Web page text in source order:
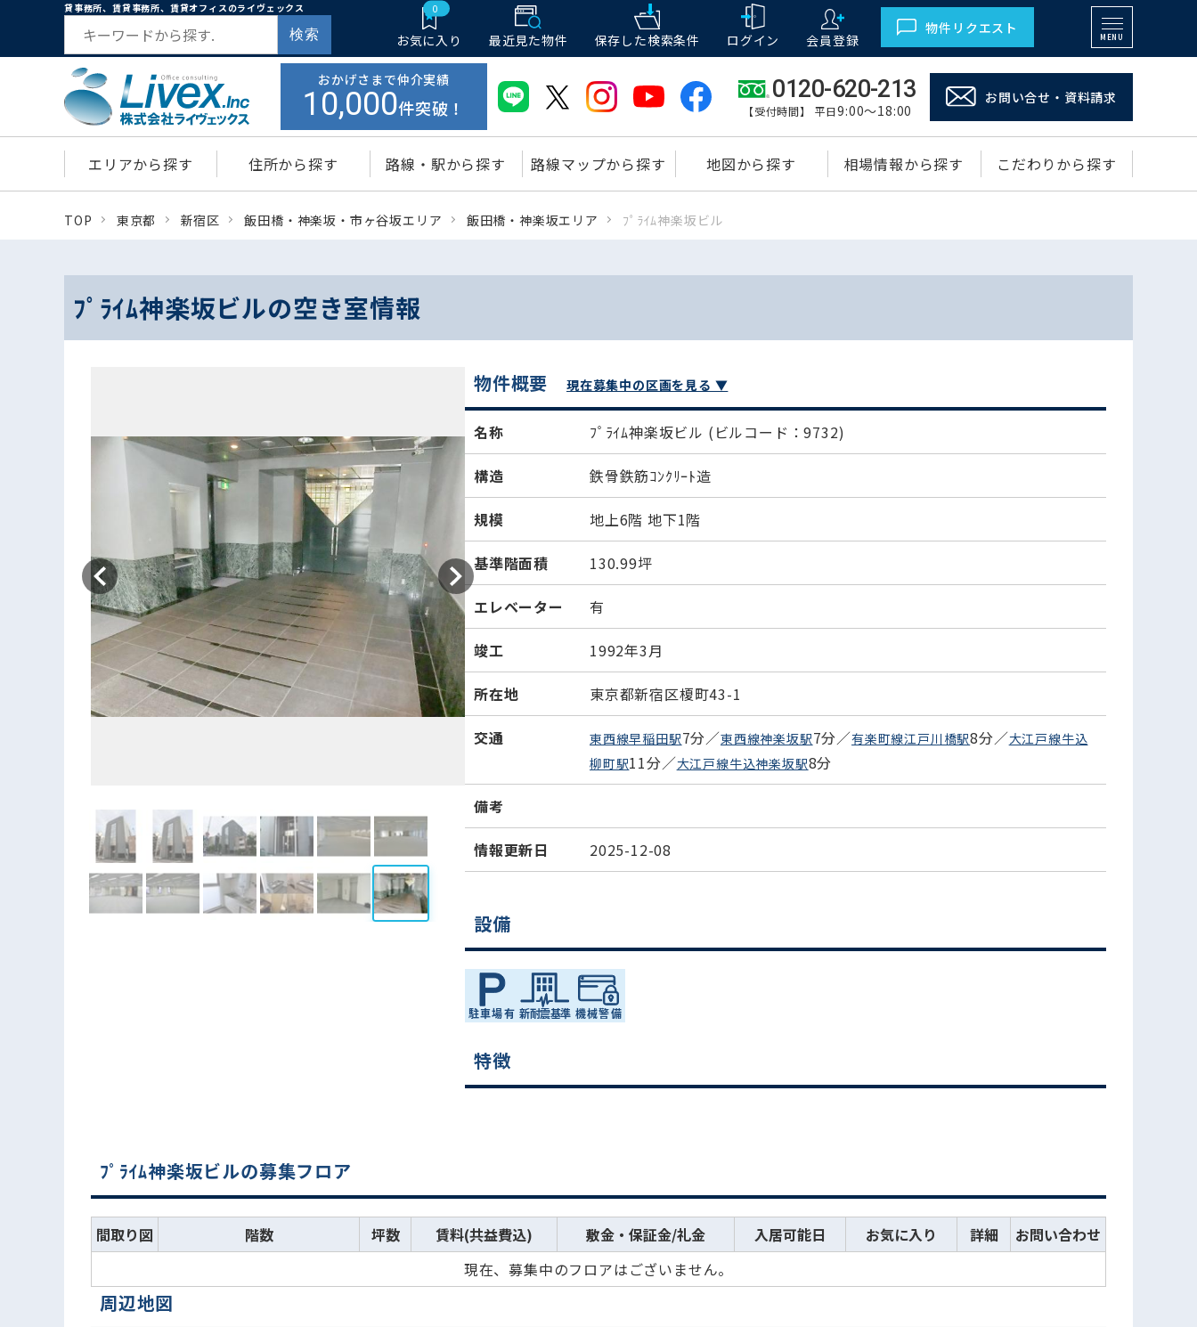
貸事務所、賃貸事務所、賃貸オフィスのライヴェックス
検索
0
お気に入り 最近見た物件 保存した検索条件 ログイン 会員登録
物件リクエスト
MENU
おかげさまで仲介実績
10,000件突破！
0120-620-213
【受付時間】 平日9:00～18:00
お問い合せ・資料請求
エリアから探す 住所から探す 路線・駅から探す 路線マップから探す 地図から探す 相場情報から探す こだわりから探す
TOP 東京都 新宿区 飯田橋・神楽坂・市ヶ谷坂エリア 飯田橋・神楽坂エリア ﾌﾟﾗｲﾑ神楽坂ビル
ﾌﾟﾗｲﾑ神楽坂ビルの空き室情報
物件概要 現在募集中の区画を見る ▼
名称 ﾌﾟﾗｲﾑ神楽坂ビル (ビルコード：9732)
構造 鉄骨鉄筋ｺﾝｸﾘｰﾄ造
規模 地上6階 地下1階
基準階面積 130.99坪
エレベーター 有
竣工 1992年3月
所在地 東京都新宿区榎町43-1
交通 東西線早稲田駅7分／東西線神楽坂駅7分／有楽町線江戸川橋駅8分／大江戸線牛込
柳町駅11分／大江戸線牛込神楽坂駅8分
備考
情報更新日 2025-12-08
設備
特徴
ﾌﾟﾗｲﾑ神楽坂ビルの募集フロア
間取り図 階数 坪数 賃料(共益費込) 敷金・保証金/礼金 入居可能日 お気に入り 詳細
お問い合わせ
現在、募集中のフロアはございません。
周辺地図